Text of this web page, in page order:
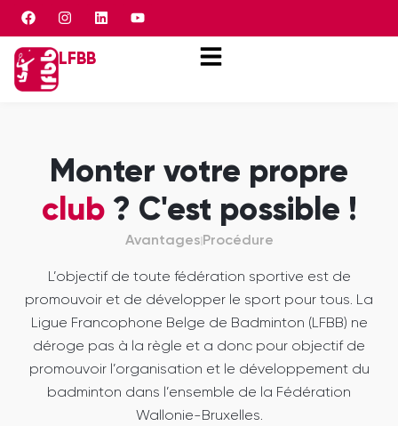
Panneau de gestion des cookies
LFBB
Monter votre propre
club? C'est possible !
AvantagesProcédure
L’objectif de toute fédération sportive est de
promouvoir et de développer le sport pour tous. La
Ligue Francophone Belge de Badminton (LFBB) ne
déroge pas à la règle et a donc pour objectif de
promouvoir l’organisation et le développement du
badminton dans l’ensemble de la Fédération
Wallonie-Bruxelles.